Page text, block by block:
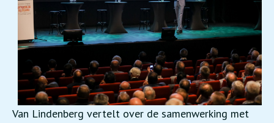
Van Lindenberg vertelt over de samenwerking met